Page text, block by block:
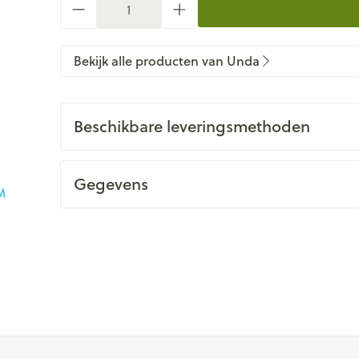
Bekijk alle producten van Unda
Beschikbare leveringsmethoden
Gegevens